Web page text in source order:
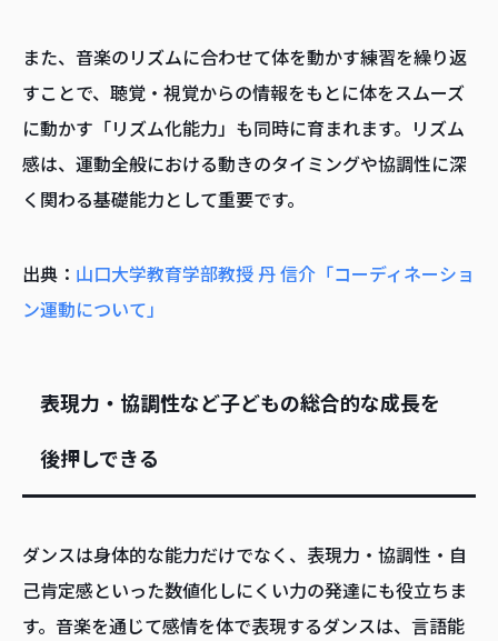
また、音楽のリズムに合わせて体を動かす練習を繰り返
すことで、聴覚・視覚からの情報をもとに体をスムーズ
に動かす「リズム化能力」も同時に育まれます。リズム
感は、運動全般における動きのタイミングや協調性に深
く関わる基礎能力として重要です。
出典： 山口大学教育学部教授 丹 信介「コーディネーショ
ン運動について」
表現力・協調性など子どもの総合的な成長を
後押しできる
ダンスは身体的な能力だけでなく、表現力・協調性・自
己肯定感といった数値化しにくい力の発達にも役立ちま
す。音楽を通じて感情を体で表現するダンスは、言語能